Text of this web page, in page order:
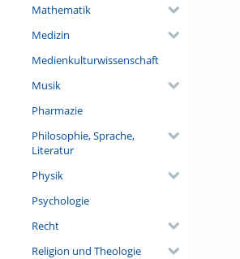
Mathematik
Medizin
Medienkulturwissenschaft
Musik
Pharmazie
Philosophie, Sprache,
Literatur
Physik
Psychologie
Recht
Religion und Theologie